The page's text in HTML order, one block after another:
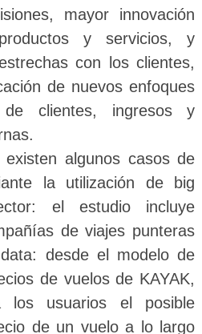
mayor innovación
y servicios, y
con los clientes,
de nuevos enfoques
clientes, ingresos y
algunos casos de
la utilización de big
el estudio incluye
de viajes punteras
desde el modelo de
de vuelos de KAYAK,
los usuarios el posible
de un vuelo a lo largo